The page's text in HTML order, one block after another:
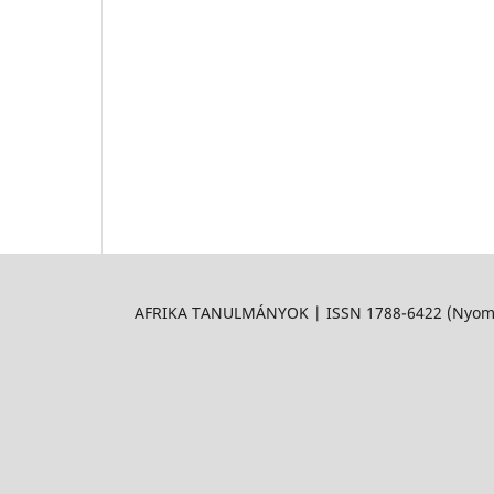
AFRIKA TANULMÁNYOK | ISSN 1788-6422